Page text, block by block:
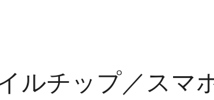
ルチップ／スマ